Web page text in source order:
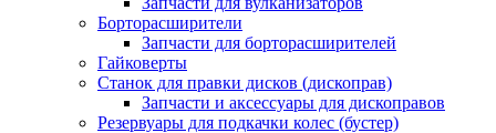
Борторасширители
Запчасти для борторасширителей
Гайковерты
Станок для правки дисков (дископрав)
Запчасти и аксессуары для дископравов
Резервуары для подкачки колес (бустер)